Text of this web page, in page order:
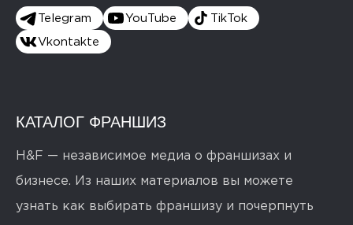
Telegram YouTube TikTok
Vkontakte
КАТАЛОГ ФРАНШИЗ
H&F — независимое медиа о франшизах и
бизнесе. Из наших материалов вы можете
узнать как выбирать франшизу и почерпнуть